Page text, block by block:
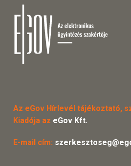
Az eGov Hírlevél tájékoztató,
Kiadója az eGov Kft.
E-mail cím: